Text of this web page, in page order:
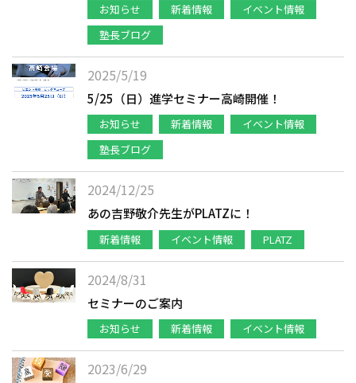
お知らせ 新着情報
イベント情報
塾長ブログ
2025/5/19
5/25（日）進学セミナー高崎開催！
お知らせ 新着情報
イベント情報
塾長ブログ
2024/12/25
あの吉野敬介先生がPLATZに！
新着情報 イベント情報 PLATZ
2024/8/31
セミナーのご案内
お知らせ 新着情報 イベント情報
2023/6/29